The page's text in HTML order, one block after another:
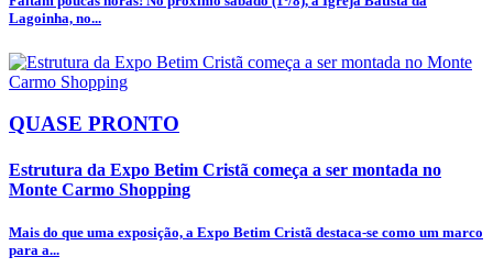
Lagoinha, no...
QUASE PRONTO
Estrutura da Expo Betim Cristã começa a ser montada no
Monte Carmo Shopping
Mais do que uma exposição, a Expo Betim Cristã destaca-se como um marco
para a...